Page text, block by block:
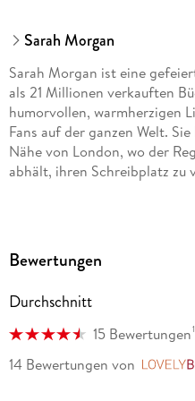
Sarah Morgan
Sarah Morgan ist eine
als 21 Millionen verkauften
humorvollen, warmherzigen
Fans auf der ganzen Welt.
Nähe von London, wo der
abhält, ihren Schreibplatz zu
Bewertungen
Durchschnitt
15 Bewertungen
14 Bewertungen von